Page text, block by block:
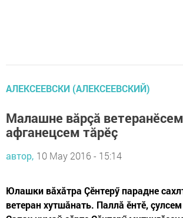
АЛЕКСЕЕВСКИ (АЛЕКСЕЕВСКИЙ)
Малашне вăрçă
афганецсем тăрӗç
автор, 10 May 2016 - 15:14
Юлашки вăхăтра Çӗнтерӳ парадне
ветеран хутшăнать. Паллă ӗнтӗ,